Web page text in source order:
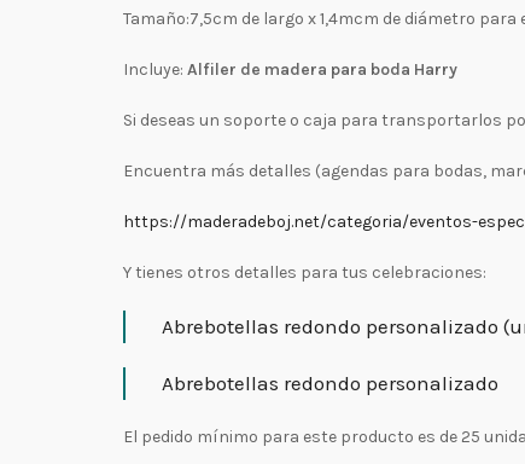
Tamaño:7,5cm de largo x 1,4mcm de diámetro
Incluye: Alfiler de madera para boda Harry
Si deseas un soporte o caja para transportarlos
Encuentra más detalles (agendas para bodas,
https://maderadeboj.net/categoria/eventos-
Y tienes otros detalles para tus celebraciones:
Abrebotellas redondo personalizado
Abrebotellas redondo personalizado
El pedido mínimo para este producto es de 25